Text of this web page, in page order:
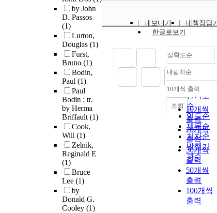
by John
D. Passos
(1)
Lurton,
Douglas (1)
Furst,
Bruno (1)
Bodin,
Paul (1)
Paul
Bodin ; tr.
by Herma
Briffault(1)
Cook,
Will (1)
Zelnik,
Reginald E
(1)
Bruce
Lee (1)
by
Donald G.
Cooley (1)
내보내기
내책장담
한글로보기
정확도순
정확도
순
인기도
순
연도순
제목순
저자순
발행기
관순
내림차순
내림차순
10개씩 출력
10개씩
출력
20개씩
출력
30개씩
출력
50개씩
출력
100개씩
출력
조회